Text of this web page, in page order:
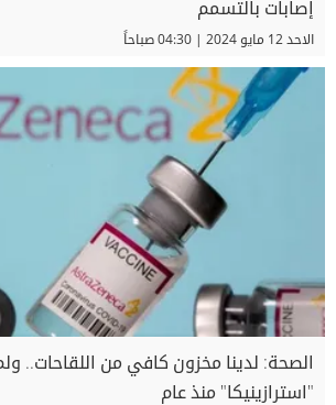
إصابات بالتسمم
الاحد 12 مايو 2024 | 04:30 صباحاً
الصحة: لدينا مخزون كافي من اللقاحات..
"استرازينيكا" منذ عام